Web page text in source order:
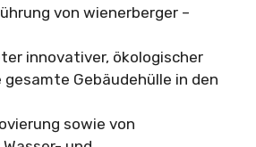
von wienerberger –
innovativer, ökologischer
Gebäudehülle in den
sowie von